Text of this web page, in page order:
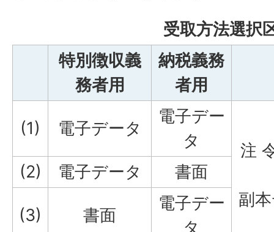
受取方法選択
特別徴収義
務者用
納税義務
者用
(1) 電子データ
電子デー
タ
注
副
(2) 電子データ 書面
(3) 書面
電子デー
タ